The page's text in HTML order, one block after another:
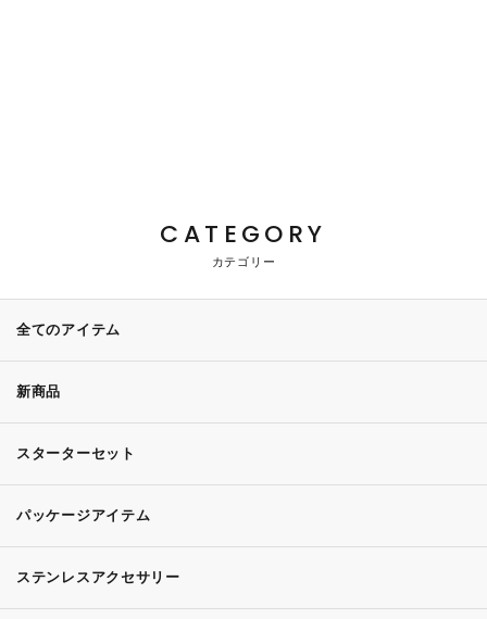
CATEGORY
カテゴリー
全てのアイテム
新商品
スターターセット
パッケージアイテム
ステンレスアクセサリー